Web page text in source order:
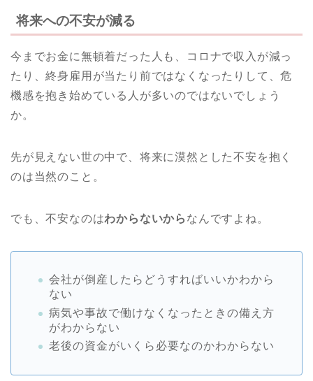
将来への不安が減る
今までお金に無頓着だった人も、コロナで収入が減っ
たり、終身雇用が当たり前ではなくなったりして、危
機感を抱き始めている人が多いのではないでしょう
か。
先が見えない世の中で、将来に漠然とした不安を抱く
のは当然のこと。
でも、不安なのはわからないから なんですよね。
会社が倒産したらどうすればいいかわから
ない
病気や事故で働けなくなったときの備え方
がわからない
老後の資金がいくら必要なのかわからない